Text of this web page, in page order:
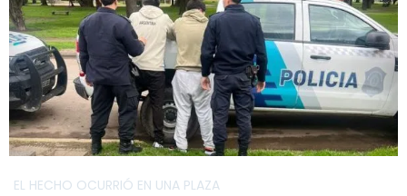
EL HECHO OCURRIÓ EN UNA PLAZA